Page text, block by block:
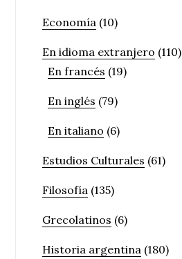
Economía (10)
En idioma extranjero (110)
En francés (19)
En inglés (79)
En italiano (6)
Estudios Culturales (61)
Filosofía (135)
Grecolatinos (6)
Historia argentina (180)